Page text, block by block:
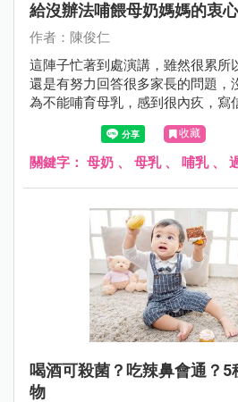
給沒辦法哺餵母奶媽媽的衷
作者：陳俊仁
這陣子忙著到處演講，雖然很累所
還是有努力回答很多家長的問題，
為不能哺育母乳，感到很內疚，寫
也有媽媽因此出現憂鬱傾向，我趁
收藏
關鍵字： 母奶 、 母乳、 哺乳、
喝酒可殺菌？吃辣鼻會通？
物